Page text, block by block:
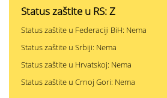
Status zaštite u RS: Z
Status zaštite u Federaciji BiH: Nema
Status zaštite u Srbiji: Nema
Status zaštite u Hrvatskoj: Nema
Status zaštite u Crnoj Gori: Nema